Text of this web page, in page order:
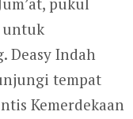
untuk
Deasy Indah
tempat
Kemerdekaan